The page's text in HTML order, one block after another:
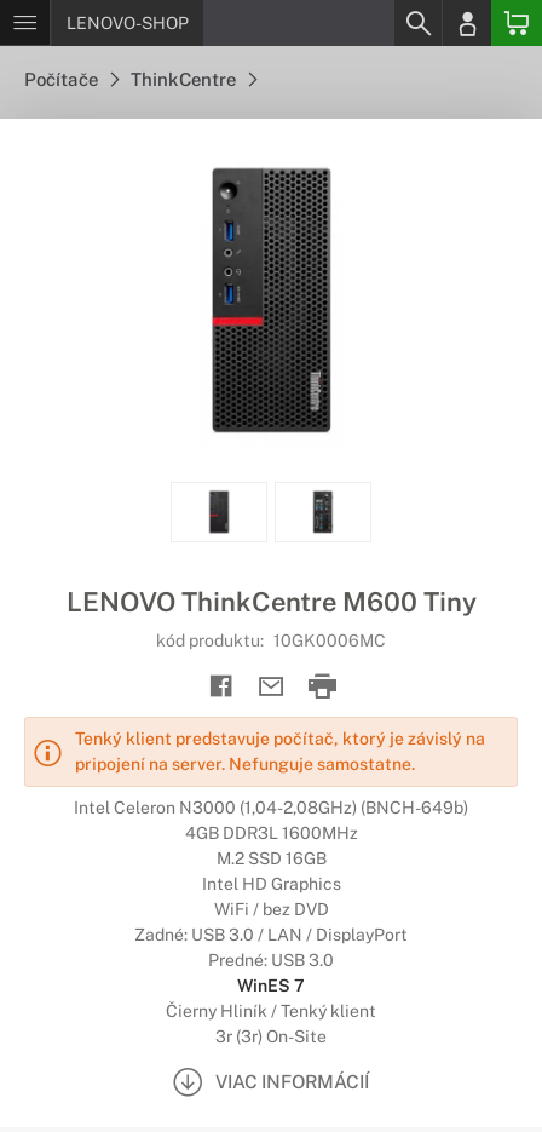
LENOVO-SHOP
Počítače ThinkCentre
LENOVO ThinkCentre M600 Tiny
kód produktu: 10GK0006MC
Tenký klient predstavuje počítač, ktorý je závislý na
pripojení na server. Nefunguje samostatne.
Intel Celeron N3000 (1,04-2,08GHz) (BNCH-649b)
4GB DDR3L 1600MHz
M.2 SSD 16GB
Intel HD Graphics
WiFi / bez DVD
Zadné: USB 3.0 / LAN / DisplayPort
Predné: USB 3.0
WinES 7
Čierny Hliník / Tenký klient
3r (3r) On-Site
VIAC INFORMÁCIÍ